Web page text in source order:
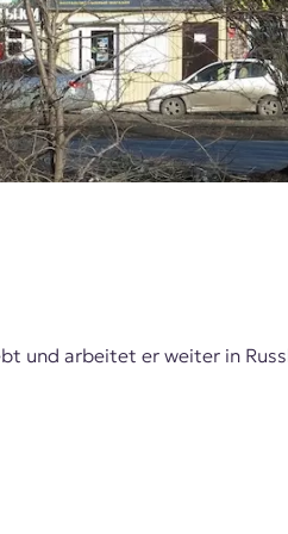
und arbeitet er weiter in